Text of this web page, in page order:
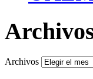
Archivos